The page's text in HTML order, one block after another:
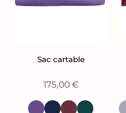
Sac cartable
175,00 €